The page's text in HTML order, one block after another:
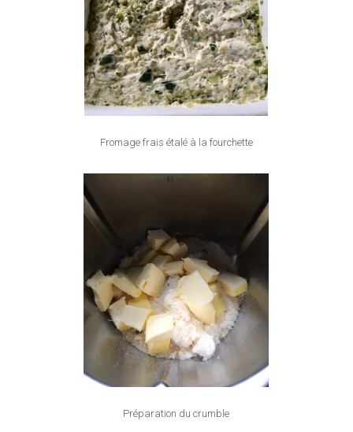
Fromage frais étalé à la fourchette
Préparation du crumble